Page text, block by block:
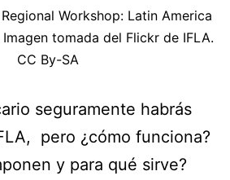
Workshop: Latin America
tomada del Flickr de IFLA.
CC By-SA
seguramente habrás
pero ¿cómo funciona?
y para qué sirve?